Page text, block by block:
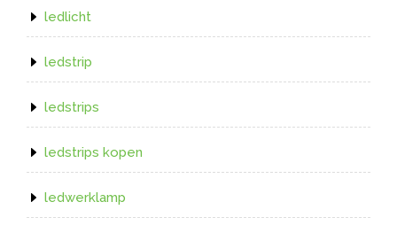
ledlicht
ledstrip
ledstrips
ledstrips kopen
ledwerklamp